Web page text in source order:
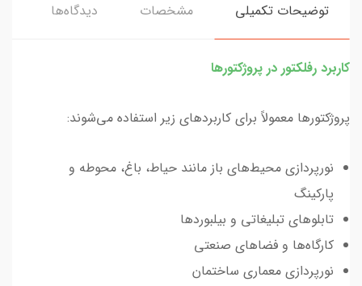
توضیحات تکمیلی مشخصات دیدگاه‌ها
کاربرد رفلکتور در پروژکتورها
پروژکتورها معمولاً برای کاربردهای زیر استفاده می‌شوند:
نورپردازی محیط‌های باز مانند حیاط، باغ، محوطه و
پارکینگ
تابلوهای تبلیغاتی و بیلبوردها
کارگاه‌ها و فضاهای صنعتی
نورپردازی معماری ساختمان